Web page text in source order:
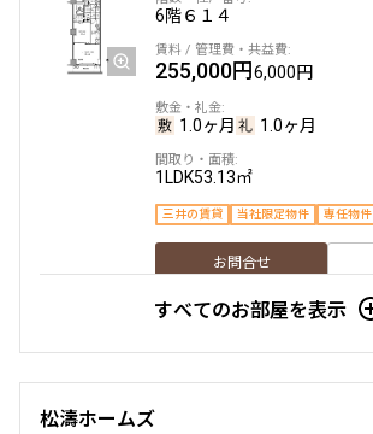
1DK+SIC 34.44㎡
三井の賃貸 当社限定物件
お問合せ
4階４２４
130,000円
Studio25.65㎡
6階６１４
255,000円6,000円
1.0ヶ月 1.0ヶ月
1LDK53.13㎡
三井の賃貸 当社限定物件 専任物件
お問合せ
すべてのお部屋を表示
松濤ホームズ